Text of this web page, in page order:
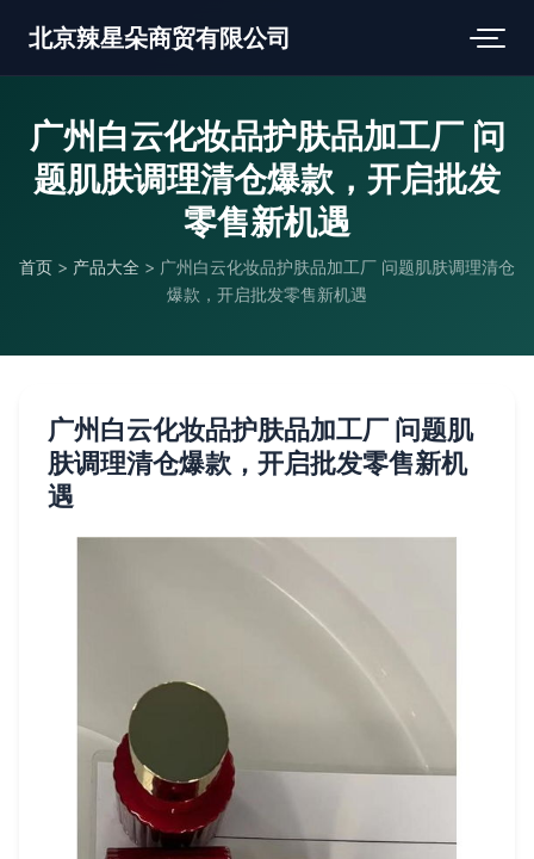
北京辣星朵商贸有限公司
广州白云化妆品护肤品加工厂 问
题肌肤调理清仓爆款，开启批发
零售新机遇
首页 > 产品大全 > 广州白云化妆品护肤品加工厂 问题肌肤调理清仓
爆款，开启批发零售新机遇
广州白云化妆品护肤品加工厂 问题肌
肤调理清仓爆款，开启批发零售新机
遇